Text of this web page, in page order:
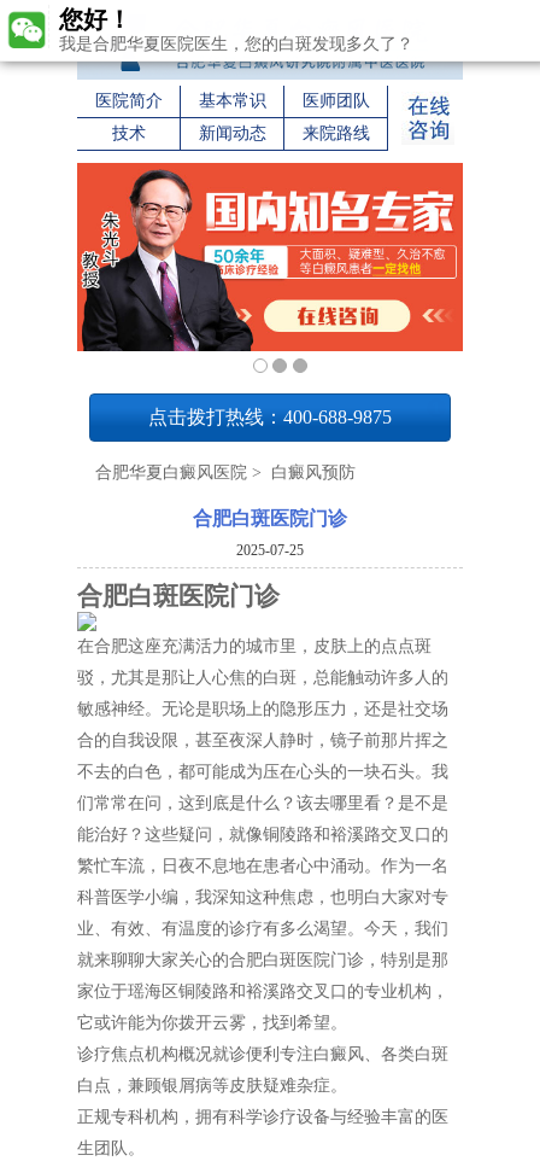
医院简介 基本常识
医师团队
技术
新闻动态 来院路线
点击拨打热线：400-688-9875
合肥华夏白癜风医院 > 白癜风预防
合肥白斑医院门诊
2025-07-25
合肥白斑医院门诊
在合肥这座充满活力的城市里，皮肤上的点点斑
驳，尤其是那让人心焦的白斑，总能触动许多人的
敏感神经。无论是职场上的隐形压力，还是社交场
合的自我设限，甚至夜深人静时，镜子前那片挥之
不去的白色，都可能成为压在心头的一块石头。我
们常常在问，这到底是什么？该去哪里看？是不是
能治好？这些疑问，就像铜陵路和裕溪路交叉口的
繁忙车流，日夜不息地在患者心中涌动。作为一名
科普医学小编，我深知这种焦虑，也明白大家对专
业、有效、有温度的诊疗有多么渴望。今天，我们
就来聊聊大家关心的合肥白斑医院门诊，特别是那
家位于瑶海区铜陵路和裕溪路交叉口的专业机构，
它或许能为你拨开云雾，找到希望。
诊疗焦点机构概况就诊便利专注白癜风、各类白斑
白点，兼顾银屑病等皮肤疑难杂症。
正规专科机构，拥有科学诊疗设备与经验丰富的医
生团队。
您好！
我是合肥华夏医院医生，您的白斑发现多久了？